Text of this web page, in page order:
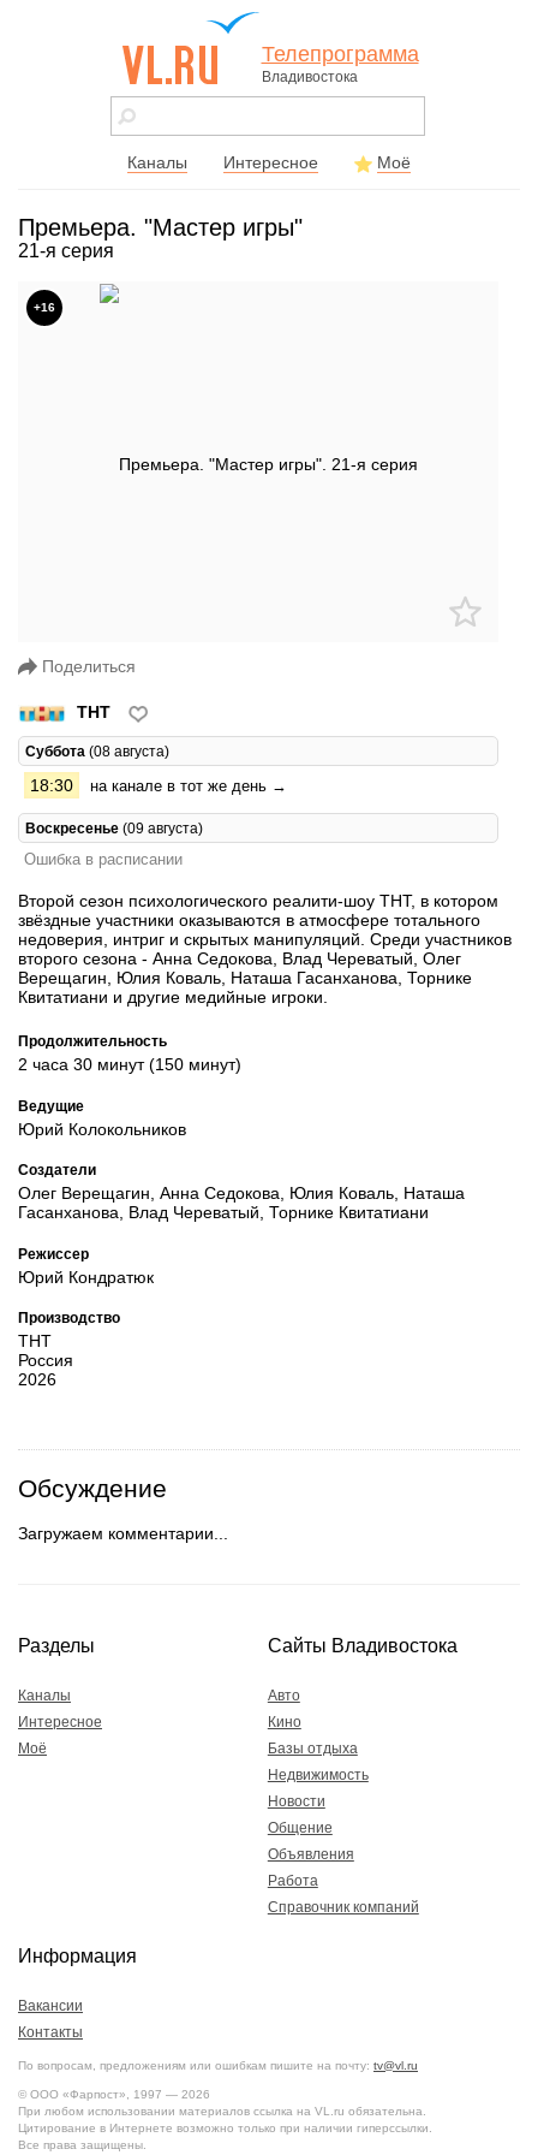
vl.ru - сайт
города
Телепрограмма
Владивостока
Каналы Интересное Моё
Премьера. "Мастер игры"
21-я серия
+16
Поделиться
ТНТ
Суббота (08 августа)
18:30 на канале в тот же день →
Воскресенье (09 августа)
Ошибка в расписании
Второй сезон психологического реалити-шоу ТНТ, в котором
звёздные участники оказываются в атмосфере тотального
недоверия, интриг и скрытых манипуляций. Среди участников
второго сезона - Анна Седокова, Влад Череватый, Олег
Верещагин, Юлия Коваль, Наташа Гасанханова, Торнике
Квитатиани и другие медийные игроки.
Продолжительность
2 часа 30 минут (150 минут)
Ведущие
Юрий Колокольников
Создатели
Олег Верещагин, Анна Седокова, Юлия Коваль, Наташа
Гасанханова, Влад Череватый, Торнике Квитатиани
Режиссер
Юрий Кондратюк
Производство
ТНТ
Россия
2026
Обсуждение
Загружаем комментарии...
Разделы
Каналы
Интересное
Моё
Сайты Владивостока
Авто
Кино
Базы отдыха
Недвижимость
Новости
Общение
Объявления
Работа
Справочник компаний
Информация
Вакансии
Контакты
По вопросам, предложениям или ошибкам пишите на почту: tv@vl.ru
© ООО «Фарпост», 1997 — 2026
При любом использовании материалов ссылка на VL.ru обязательна.
Цитирование в Интернете возможно только при наличии гиперссылки.
Все права защищены.